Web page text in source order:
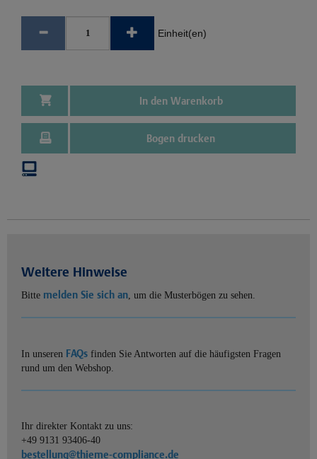
Einheit(en)
In den Warenkorb
Bogen drucken
Weitere Hinweise
Bitte melden Sie sich an, um die Musterbögen zu sehen.
In unseren FAQs finden Sie Antworten auf die häufigsten Fragen
rund um den Webshop.
Ihr direkter Kontakt zu uns:
+49 9131 93406-40
bestellung@thieme-compliance.de